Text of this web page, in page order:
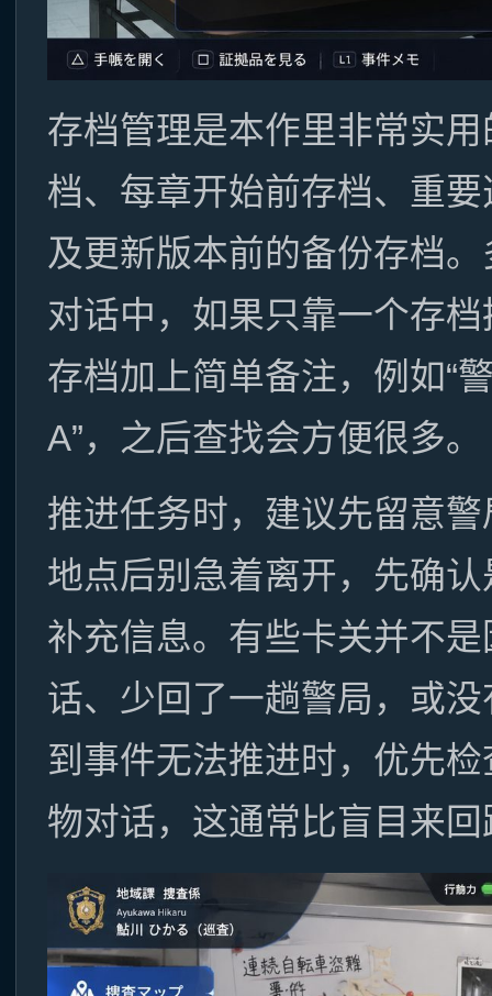
存档管理是本作里非常实
档、每章开始前存档、重
及更新版本前的备份存档
对话中，如果只靠一个存
存档加上简单备注，例如“
A”，之后查找会方便很多。
推进任务时，建议先留意
地点后别急着离开，先确
补充信息。有些卡关并不
话、少回了一趟警局，或
到事件无法推进时，优先
物对话，这通常比盲目来